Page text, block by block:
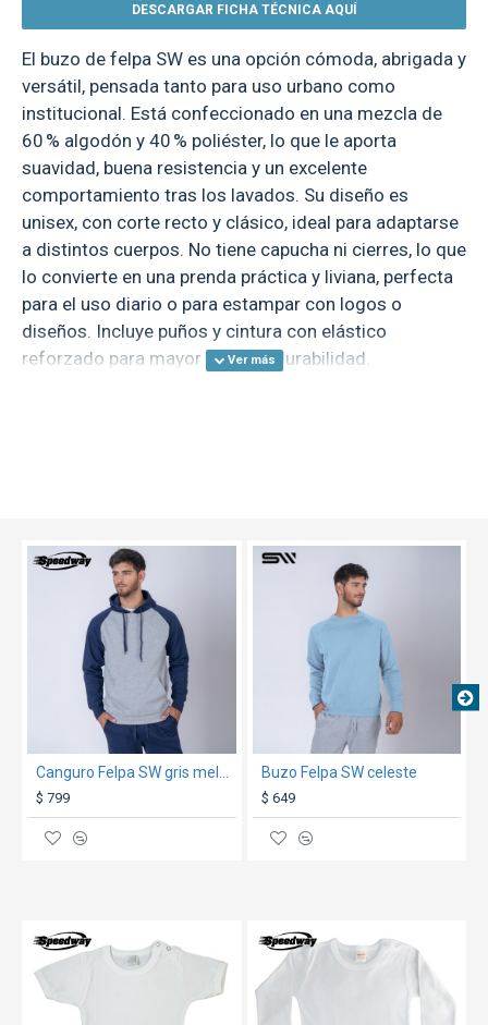
DESCARGAR FICHA TÉCNICA AQUÍ
El buzo de felpa SW es una opción cómoda, abrigada y
versátil, pensada tanto para uso urbano como
institucional. Está confeccionado en una mezcla de
60 % algodón y 40 % poliéster, lo que le aporta
suavidad, buena resistencia y un excelente
comportamiento tras los lavados. Su diseño es
unisex, con corte recto y clásico, ideal para adaptarse
a distintos cuerpos. No tiene capucha ni cierres, lo que
lo convierte en una prenda práctica y liviana, perfecta
para el uso diario o para estampar con logos o
diseños. Incluye puños y cintura con elástico
reforzado para mayor ajuste y durabilidad.
Composición: 60% algodón 40% poliéster. Gramaje:
280gr
S XL
Pecho
(contorno)
104 112 116
66,5 71,5 74
Manga 78 79 80 81 82
Ancho
47
**Medidas aproximadas, expresadas en
centímetros**
GARANTÍA: ver condiciones generales
TEXTTRANSPARENTE
$ 799
TEXTTRANSPARENTE
Buzo Felpa SW celeste
$ 649
TEXTTRANSPARENTE TEXTTRANSPARENTE